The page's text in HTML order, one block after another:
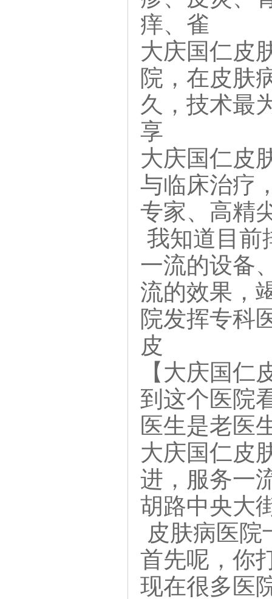
痒、雀
大庆国仁皮
院，在皮肤
久，技术最
享
大庆国仁皮
与临床治疗
专家、高精
我知道目前
一流的设备
流的效果，
院发挥专科
皮
【大庆国
到这个医院
医生是老医
大庆国仁皮
进，服务一
胡路中央大
皮肤病医院
首先呢，你
现在很多医